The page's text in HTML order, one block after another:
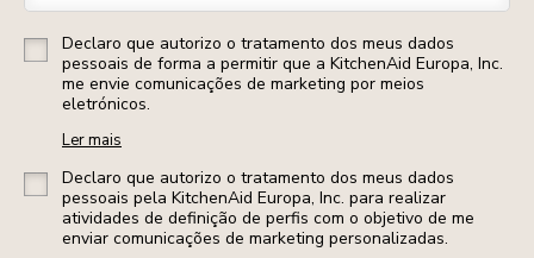
Declaro que autorizo o tratamento dos meus dados
pessoais de forma a permitir que a KitchenAid Europa, Inc.
me envie comunicações de marketing por meios
eletrónicos.
Ler mais
Declaro que autorizo o tratamento dos meus dados
pessoais pela KitchenAid Europa, Inc. para realizar
atividades de definição de perfis com o objetivo de me
enviar comunicações de marketing personalizadas.